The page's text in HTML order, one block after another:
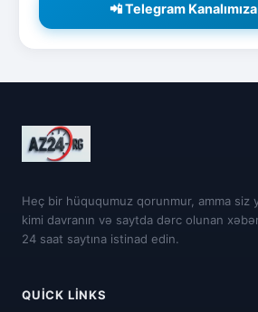
📲 Telegram
Heç bir hüququmuz qorunmur, amma siz
kimi davranın və saytda dərc olunan
24 saat saytına istinad edin.
QUICK LINKS